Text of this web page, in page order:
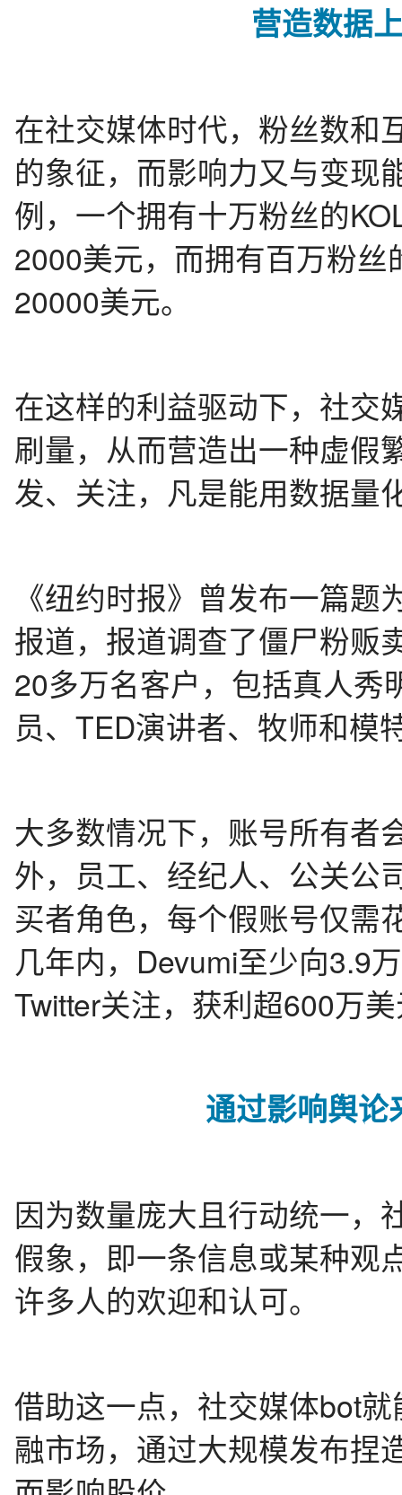
营造数据
在社交媒体时代，粉丝数和
的象征，而影响力又与变现
例，一个拥有十万粉丝的
2000美元，而拥有百万粉
20000美元。
在这样的利益驱动下，社交
刷量，从而营造出一种虚假
发、关注，凡是能用数据量
《纽约时报》曾发布一篇题
报道，报道调查了僵尸粉贩
20多万名客户，包括真人秀
员、TED演讲者、牧师和模
大多数情况下，账号所有者
外，员工、经纪人、公关公
买者角色，每个假账号仅需
几年内，Devumi至少向3.9
Twitter关注，获利超600万
通过影响舆论
因为数量庞大且行动统一，
假象，即一条信息或某种观
许多人的欢迎和认可。
借助这一点，社交媒体bot
融市场，通过大规模发布捏